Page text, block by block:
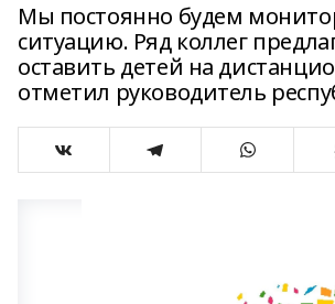
Мы постоянно будем
ситуацию. Ряд коллег
оставить детей на
отметил руководитель